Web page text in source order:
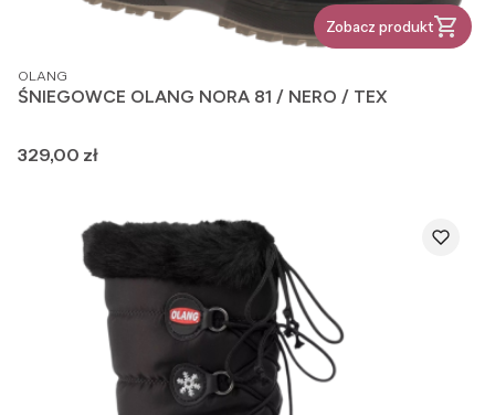
Zobacz produkt
PRODUCENT
OLANG
ŚNIEGOWCE OLANG NORA 81 / NERO / TEX
Cena
329,00 zł